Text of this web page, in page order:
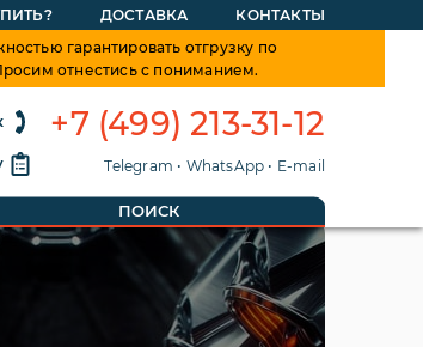
ДОСТАВКА
КОНТАКТЫ
гарантировать отгрузку по
отнестись с пониманием.
+7 (499) 213-31-12
Telegram • WhatsApp • E-mail
ПОИСК